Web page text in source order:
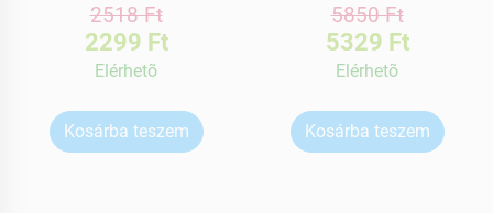
2518 Ft
2299 Ft
Elérhetõ
Kosárba teszem
5850 Ft
5329 Ft
Elérhetõ
Kosárba teszem